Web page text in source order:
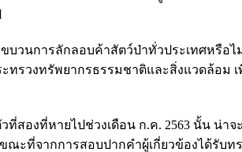
บวนการลักลอบค้าสัตว์ป่าทั่วประเทศหรือ
รวงทรัพยากรธรรมชาติและสิ่งแวดล้อม
สองที่หายไปช่วงเดือน ก.ค. 2563 นั้น น่าจ
ะที่จากการสอบปากคำผู้เกี่ยวข้องได้รับท